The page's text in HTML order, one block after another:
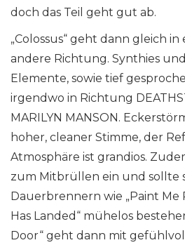
doch das Teil geht gut ab.
„Colossus“ geht dann gleich
andere Richtung. Synthies
Elemente, sowie tief
irgendwo in Richtung
MARILYN MANSON.
hoher, cleaner Stimme, der
Atmosphäre ist grandios.
zum Mitbrüllen ein und sollte
Dauerbrennern wie „Paint Me
Has Landed“ mühelos
Door“ geht dann mit